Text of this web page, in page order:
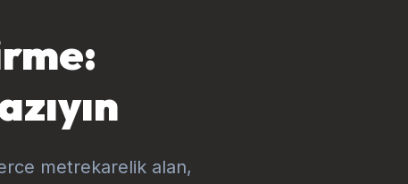
metrekarelik alan,